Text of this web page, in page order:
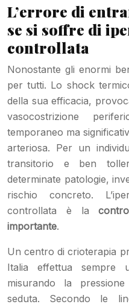
L’errore di
se si soffre di
controllata
Nonostante gli enormi
per tutti. Lo shock
della sua efficacia,
vasocostrizione
temporaneo ma
arteriosa. Per un
transitorio e ben
determinate patologie,
rischio concreto.
controllata è la
importante.
Un centro di crioterapia
Italia effettua sempre
misurando la
seduta. Secondo le